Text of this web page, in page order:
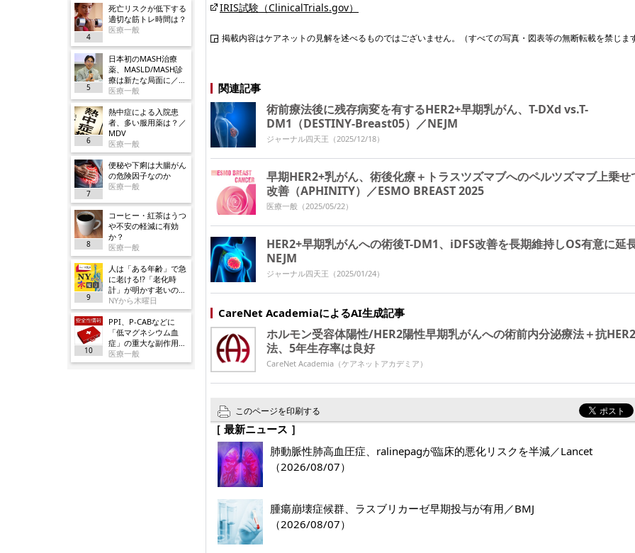
4
死亡リスクが低下する
適切な筋トレ時間は？
医療一般
5
日本初のMASH治療
薬、MASLD/MASH診
療は新たな局面に／ノ
ボ
医療一般
6
熱中症による入院患
者、多い服用薬は？／
MDV
医療一般
7
便秘や下痢は大腸がん
の危険因子なのか
医療一般
8
コーヒー・紅茶はうつ
や不安の軽減に有効
か？
医療一般
9
人は「ある年齢」で急
に老ける!?「老化時
計」が明かす老いの正
体
NYから木曜日
10
PPI、P-CABなどに
「低マグネシウム血
症」の重大な副作用追
加／厚労省
医療一般
IRIS試験（ClinicalTrials.gov）
掲載内容はケアネットの見解を述べるものではございません。（すべての写真・図表等の無断転載を禁じま
関連記事
術前療法後に残存病変を有するHER2+早期乳がん、T-DXd vs.T-
DM1（DESTINY-Breast05）／NEJM
ジャーナル四天王 （2025/12/18）
早期HER2+乳がん、術後化療＋トラスツズマブへのペルツズマブ上乗せ
改善（APHINITY）／ESMO BREAST 2025
医療一般 （2025/05/22）
HER2+早期乳がんへの術後T-DM1、iDFS改善を長期維持しOS有意に延
NEJM
ジャーナル四天王 （2025/01/24）
CareNet AcademiaによるAI生成記事
ホルモン受容体陽性/HER2陽性早期乳がんへの術前内分泌療法＋抗
法、5年生存率は良好
CareNet Academia（ケアネットアカデミア）
このページを印刷する
［ 最新ニュース ］
肺動脈性肺高血圧症、ralinepagが臨床的悪化リスクを半減／Lancet
（2026/08/07）
腫瘍崩壊症候群、ラスブリカーゼ早期投与が有用／BMJ
（2026/08/07）